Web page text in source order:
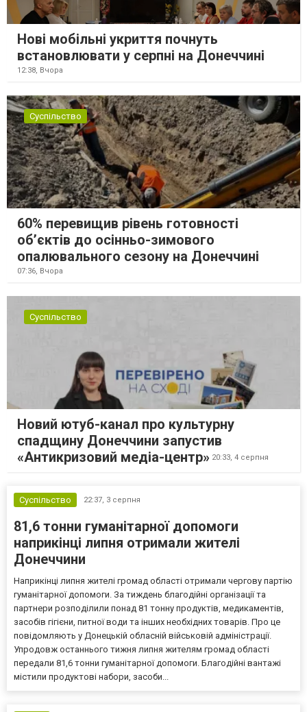
Нові мобільні укриття почнуть
встановлювати у серпні на Донеччині
12:38, Вчора
Суспільство
60% перевищив рівень готовності
об’єктів до осінньо-зимового
опалювального сезону на Донеччині
07:36, Вчора
Суспільство
Новий ютуб-канал про культурну
спадщину Донеччини запустив
«Антикризовий медіа-центр» 20:33, 4 серпня
Суспільство 22:37, 3 серпня
81,6 тонни гуманітарної допомоги
наприкінці липня отримали жителі
Донеччини
Наприкінці липня жителі громад області отримали чергову партію
гуманітарної допомоги. За тиждень благодійні організації та
партнери розподілили понад 81 тонну продуктів, медикаментів,
засобів гігієни, питної води та інших необхідних товарів. Про це
повідомляють у Донецькій обласній військовій адміністрації.
Упродовж останнього тижня липня жителям громад області
передали 81,6 тонни гуманітарної допомоги. Благодійні вантажі
містили продуктові набори, засоби...